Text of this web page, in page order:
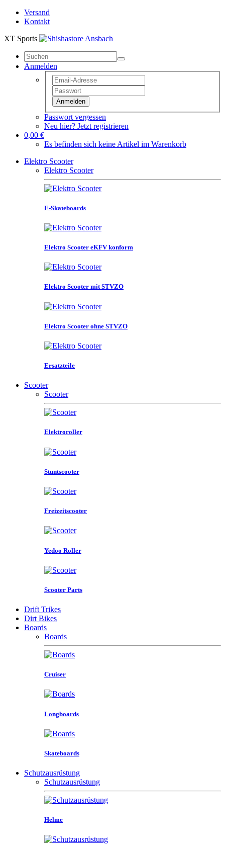
Versand
Kontakt
XT Sports
Anmelden
Anmelden
Passwort vergessen
Neu hier? Jetzt registrieren
0,00 €
Es befinden sich keine Artikel im Warenkorb
Elektro Scooter
Elektro Scooter
E-Skateboards
Elektro Scooter eKFV konform
Elektro Scooter mit STVZO
Elektro Scooter ohne STVZO
Ersatzteile
Scooter
Scooter
Elektroroller
Stuntscooter
Freizeitscooter
Yedoo Roller
Scooter Parts
Drift Trikes
Dirt Bikes
Boards
Boards
Cruiser
Longboards
Skateboards
Schutzausrüstung
Schutzausrüstung
Helme